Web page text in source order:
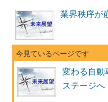
業界秩序が
変わる自動
ステージへ